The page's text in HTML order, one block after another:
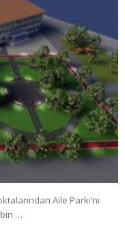
Aile Parkı’nı
bin …